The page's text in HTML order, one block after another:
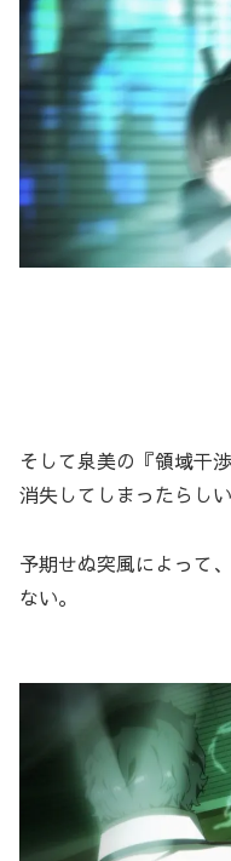
そして泉美の『領域干
消失してしまったらしい
予期せぬ突風によって
ない。